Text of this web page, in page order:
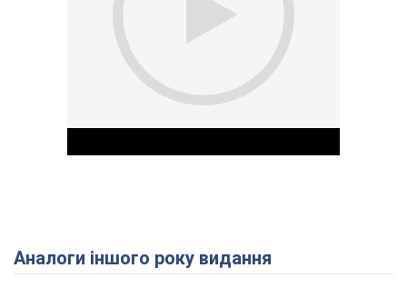
Play Video
Аналоги іншого року видання